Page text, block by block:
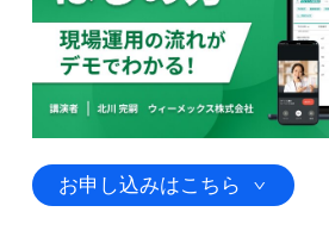
お申し込みはこちら